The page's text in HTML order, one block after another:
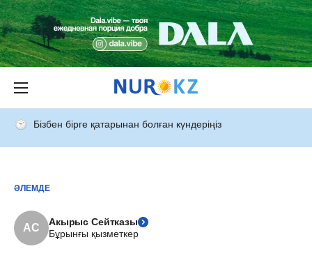
Бізбен бірге қатарынан болған күндеріңіз
ӘЛЕМДЕ
АС
Акырыс Сейтказы
Бұрынғы қызметкер